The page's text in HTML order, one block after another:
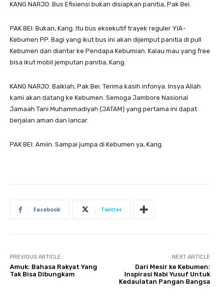
KANG NARJO: Bus Efisiensi bukan disiapkan panitia, Pak Bei.
PAK BEI: Bukan, Kang. Itu bus eksekutif trayek reguler YIA-
Kebumen PP. Bagi yang ikut bus ini akan dijemput panitia di pull
Kebumen dan diantar ke Pendapa Kebumian. Kalau mau yang free
bisa ikut mobil jemputan panitia, Kang.
KANG NARJO: Baiklah, Pak Bei. Terima kasih infonya. Insya Allah
kami akan datang ke Kebumen. Semoga Jambore Nasional
Jamaah Tani Muhammadiyah (JATAM) yang pertama ini dapat
berjalan aman dan lancar.
PAK BEI: Amiin. Sampai jumpa di Kebumen ya, Kang.
Facebook Twitter
PREVIOUS ARTICLE
Amuk: Bahasa Rakyat Yang
Tak Bisa Dibungkam
NEXT ARTICLE
Dari Mesir ke Kebumen:
Inspirasi Nabi Yusuf Untuk
Kedaulatan Pangan Bangsa